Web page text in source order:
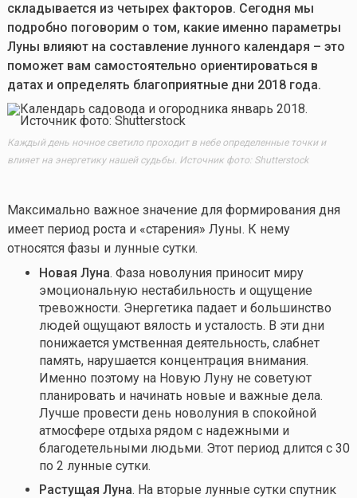
складывается из четырех факторов. Сегодня мы
подробно поговорим о том, какие именно параметры
Луны влияют на составление лунного календаря – это
поможет вам самостоятельно ориентироваться в
датах и определять благоприятные дни 2018 года.
Каждый день ночное светило проходит в небе определенные точки и
влияет на энергетику нашей судьбы. Источник фото: Shutterstock
Максимально важное значение для формирования дня
имеет период роста и «старения» Луны. К нему
относятся фазы и лунные сутки.
Новая Луна. Фаза новолуния приносит миру
эмоциональную нестабильность и ощущение
тревожности. Энергетика падает и большинство
людей ощущают вялость и усталость. В эти дни
понижается умственная деятельность, слабнет
память, нарушается концентрация внимания.
Именно поэтому на Новую Луну не советуют
планировать и начинать новые и важные дела.
Лучше провести день новолуния в спокойной
атмосфере отдыха рядом с надежными и
благодетельными людьми. Этот период длится с 30
по 2 лунные сутки.
Растущая Луна. На вторые лунные сутки спутник